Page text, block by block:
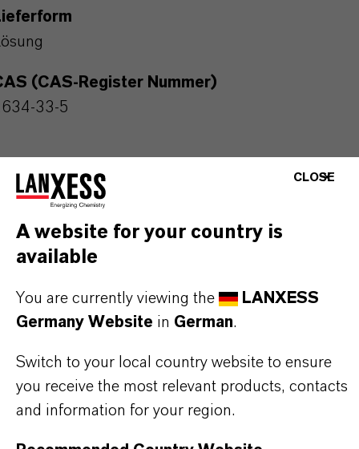
(CAS-Register Nummer)
33-5
PRODUKTANWENDUNGEN
PRODUKTSYNONYME
DARUM LANXESS!
Als führendes Spezialchemieunternehmen bieten
wir weit mehr als nur hochwertige Produkte: Wir
stehen für Zuverlässigkeit, Innovationskraft und
CLOSE
A website for your country is
available
You are currently viewing the
LANXESS
Germany Website in German.
Switch to your local country website to ensure
you receive the most relevant products, contacts
and information for your region.